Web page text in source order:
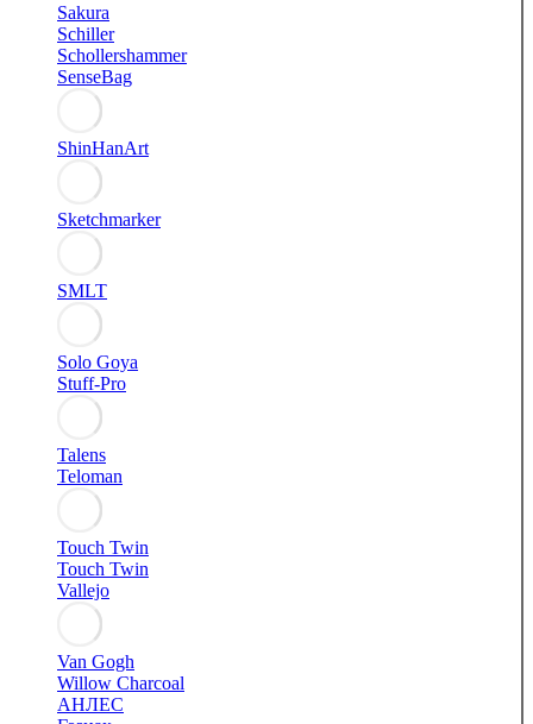
Sakura
Schiller
Schollershammer
SenseBag
ShinHanArt
Sketchmarker
SMLT
Solo Goya
Stuff-Pro
Talens
Teloman
Touch Twin
Touch Twin
Vallejo
Van Gogh
Willow Charcoal
АНЛЕС